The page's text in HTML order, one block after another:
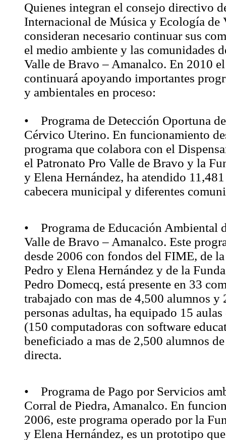
Quienes integran el consejo directivo
Internacional de Música y Ecología de
consideran necesario continuar sus
el medio ambiente y las comunidades
Valle de Bravo – Amanalco. En 2010
continuará apoyando importantes
y ambientales en proceso:
• Programa de Detección Oportuna
Cérvico Uterino. En funcionamiento
programa que colabora con el
el Patronato Pro Valle de Bravo y la
y Elena Hernández, ha atendido
cabecera municipal y diferentes
• Programa de Educación Ambiental
Valle de Bravo – Amanalco. Este
desde 2006 con fondos del FIME, de
Pedro y Elena Hernández y de la
Pedro Domecq, está presente en 33
trabajado con mas de 4,500 alumnos y
personas adultas, ha equipado 15
(150 computadoras con software
beneficiado a mas de 2,500 alumnos
directa.
• Programa de Pago por Servicios
Corral de Piedra, Amanalco. En
2006, este programa operado por la
y Elena Hernández, es un prototipo